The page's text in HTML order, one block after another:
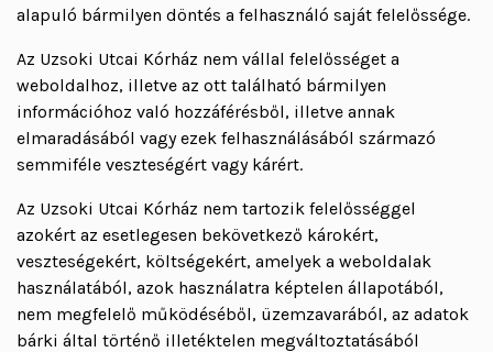
alapuló bármilyen döntés a felhasználó saját felelőssége.
Az Uzsoki Utcai Kórház nem vállal felelősséget a
weboldalhoz, illetve az ott található bármilyen
információhoz való hozzáférésből, illetve annak
elmaradásából vagy ezek felhasználásából származó
semmiféle veszteségért vagy kárért.
Az Uzsoki Utcai Kórház nem tartozik felelősséggel
azokért az esetlegesen bekövetkező károkért,
veszteségekért, költségekért, amelyek a weboldalak
használatából, azok használatra képtelen állapotából,
nem megfelelő működéséből, üzemzavarából, az adatok
bárki által történő illetéktelen megváltoztatásából